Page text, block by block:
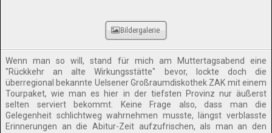
Bildergalerie
Wenn man so will, stand für mich am Muttertagsabend eine
"Rückkehr an alte Wirkungsstätte" bevor, lockte doch die
überregional bekannte Uelsener Großraumdiskothek ZAK mit einem
Tourpaket, wie man es hier in der tiefsten Provinz nur äußerst
selten serviert bekommt. Keine Frage also, dass man die
Gelegenheit schlichtweg wahrnehmen musste, längst verblasste
Erinnerungen an die Abitur-Zeit aufzufrischen, als man an den